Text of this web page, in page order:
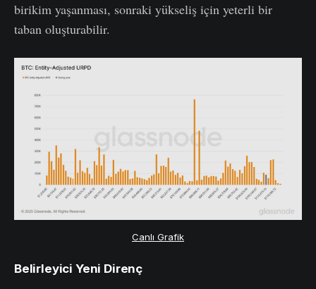
birikim yaşanması, sonraki yükseliş için yeterli bir
taban oluşturabilir.
Canlı Grafik
Belirleyici Yeni Direnç